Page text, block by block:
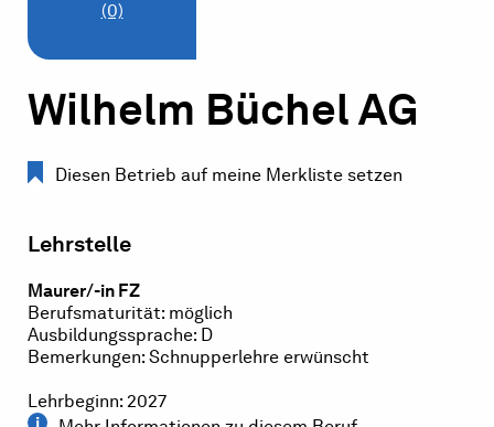
Wilhelm Büchel AG
Diesen Betrieb auf meine Merkliste setzen
Lehrstelle
Maurer/-in FZ
Berufsmaturität: möglich
Ausbildungssprache: D
Bemerkungen: Schnupperlehre erwünscht
Lehrbeginn: 2027
(0)